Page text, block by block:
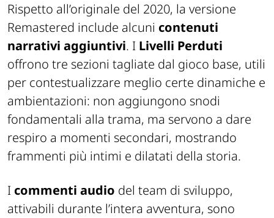
Rispetto all’originale del 2020, la versione
Remastered include alcuni contenuti
narrativi aggiuntivi. I Livelli Perduti
offrono tre sezioni tagliate dal gioco base, utili
per contestualizzare meglio certe dinamiche e
ambientazioni: non aggiungono snodi
fondamentali alla trama, ma servono a dare
respiro a momenti secondari, mostrando
frammenti più intimi e dilatati della storia.
I commenti audio del team di sviluppo,
attivabili durante l’intera avventura, sono